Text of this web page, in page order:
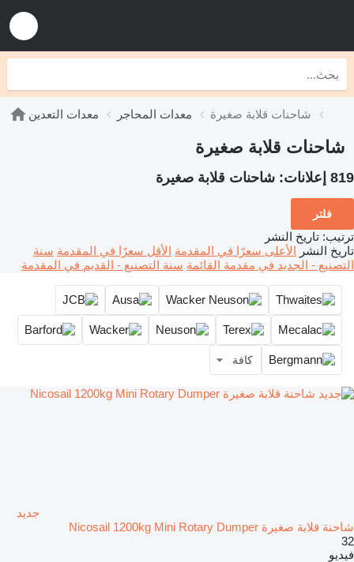
معدات التعدين معدات المحاجر شاحنات قلابة صغيرة
شاحنات قلابة صغيرة
819 إعلانات: شاحنات قلابة صغيرة
فلتر
ترتيب: تاريخ النشر
تاريخ النشر الأعلى سعرًا في المقدمة الأقل سعرًا في المقدمة سنة
التصنيع - الجديد في مقدمة القائمة سنة التصنيع - القديم في المقدمة
كافة
جديد
شاحنة قلابة صغيرة Nicosail 1200kg Mini Rotary Dumper
32
فيديو